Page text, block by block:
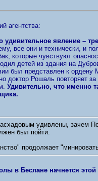
агентства:
удивительное явление –
все они и технически, и
которые чувствуют
детей из здания на
был представлен к ордену
доктор Рошаль повторяет
Удивительно, что именно
удивлены, зачем
был пойти.
продолжает
в Беслане начнется